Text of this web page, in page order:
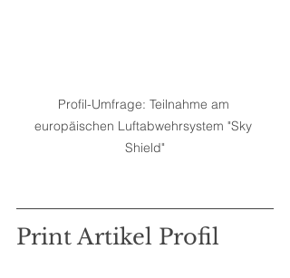
Profil-Umfrage: Teilnahme am
europäischen Luftabwehrsystem "Sky
Shield"
Print Artikel Profil